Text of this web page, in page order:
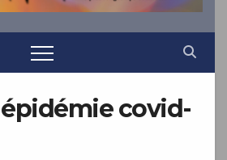
épidémie covid-
vous !
jours dans votre boîte mail nos